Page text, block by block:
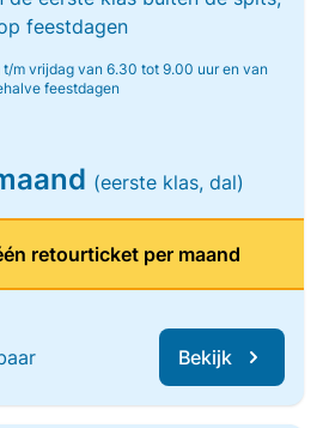
feestdagen
t/m vrijdag van 6.30 tot 9.00 uur en van
feestdagen
(eerste klas, dal)
retourticket per maand
Bekijk